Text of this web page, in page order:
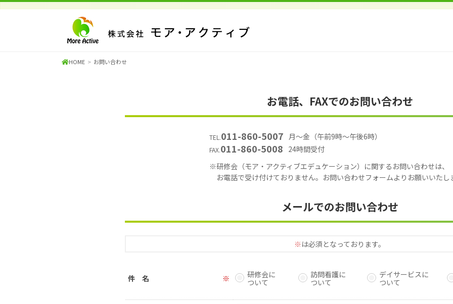
HOME お問い合わせ
お電話、FAXでのお問い合わせ
TEL.011-860-5007 月～金（午前9時～午後6時）
FAX.011-860-5008 24時間受付
※研修会（モア・アクティブエデュケーション）に関するお問い合わせは、
お電話で受け付けておりません。お問い合わせフォームよりお願いいたし
メールでのお問い合わせ
※ は必須となっております。
件 名 ※
研修会に
ついて
訪問看護に
ついて
デイサービスに
ついて